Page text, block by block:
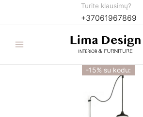
Turite klausimų?
+37061967869
-15% su kodu: